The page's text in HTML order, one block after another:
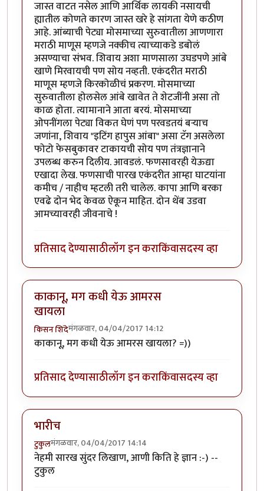
जास्त वाटत नसेल आणि आर्थिक लायकी नसायची
ह्यातील कोणते कारण जास्त खरे हे सांगता येणे कठीण
आहे. आंब्याची पेट्या मोसमाच्या सुरुवातीला आणणारा
मराठी माणूस म्हणजे नक्कीच त्याच्याकडे डबोलं
असण्याचा संभव. शिवाय अशा माणसाला उघडपणे आंबे
खाणे मिरवायची पण सोय नव्हती. एकंदरीत मराठी
माणूस म्हणजे किरकोळीचं प्रकरण. मोसमाच्या
सुरुवातीला होलसेल आंबे खावेत ते शेटजींनी असा तो
काळ होता. त्यामानाने आता बरयं. मोसमाच्या
ओपनींगला पेट्या विकत घेणं पण परवडतयं बर्‍याच
जणांना, शिवाय "इटिंग हापुस आंबा" असा टॅग असलेला
फोटो फेसबुकावर टाकायची सोय पण तंत्रज्ञानाने
उपलब्ध करुन दिलीय. आवडलं. फणसावरही येऊद्या
एखादा लेख. फणसाची पारख एकंदरीत आम्हा घाटयांना
कमीच / नाहीच म्हटली तरी चालेल. कापा आणि बरका
एवढे दोन भेद केवळ ऐकून माहित. दोन थेंब उडवा
आमच्यावरही जीवनाचे !
प्रतिसाद देण्यासाठीलॉग इन कराकिंवासदस्य व्हा
काकानू, मग कधी येऊ आमरस
खायला
किसन शिंदेमंगळवार, 04/04/2017 14:12
काकानू, मग कधी येऊ आमरस खायला? =))
प्रतिसाद देण्यासाठीलॉग इन कराकिंवासदस्य व्हा
भारीच
टुकुलमंगळवार, 04/04/2017 14:14
नेहमी सारख सुंदर लिखाण, आणी किति हे ज्ञान :-) --
टुकुल